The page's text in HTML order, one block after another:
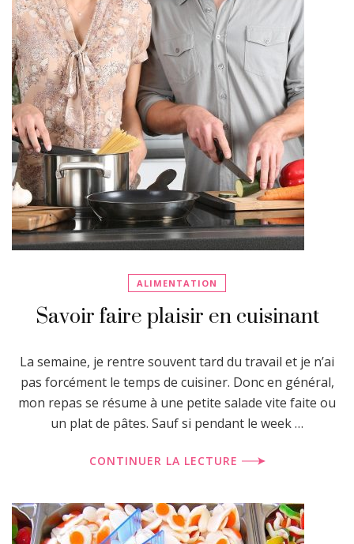
ALIMENTATION
Savoir faire plaisir en cuisinant
La semaine, je rentre souvent tard du travail et je n’ai
pas forcément le temps de cuisiner. Donc en général,
mon repas se résume à une petite salade vite faite ou
un plat de pâtes. Sauf si pendant le week …
CONTINUER LA LECTURE